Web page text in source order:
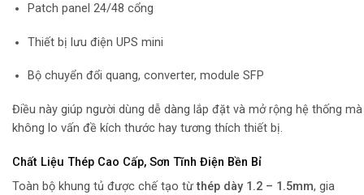
Patch panel 24/48 cổng
Thiết bị lưu điện UPS mini
Bộ chuyển đổi quang, converter, module SFP
Điều này giúp người dùng dễ dàng lắp đặt và mở rộng hệ thống mà
không lo vấn đề kích thước hay tương thích thiết bị.
Chất Liệu Thép Cao Cấp, Sơn Tĩnh Điện Bền Bỉ
Toàn bộ khung tủ được chế tạo từthép dày 1.2 – 1.5mm, gia